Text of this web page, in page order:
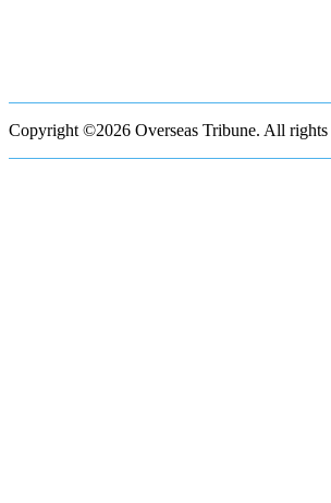
Copyright ©2026 Overseas Tribune. All rights